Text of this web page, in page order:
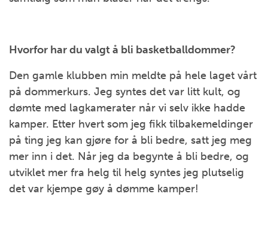
Hvorfor har du valgt å bli basketballdommer?
Den gamle klubben min meldte på hele laget vårt
på dommerkurs. Jeg syntes det var litt kult, og
dømte med lagkamerater når vi selv ikke hadde
kamper. Etter hvert som jeg fikk tilbakemeldinger
på ting jeg kan gjøre for å bli bedre, satt jeg meg
mer inn i det. Når jeg da begynte å bli bedre, og
utviklet mer fra helg til helg syntes jeg plutselig
det var kjempe gøy å dømme kamper!